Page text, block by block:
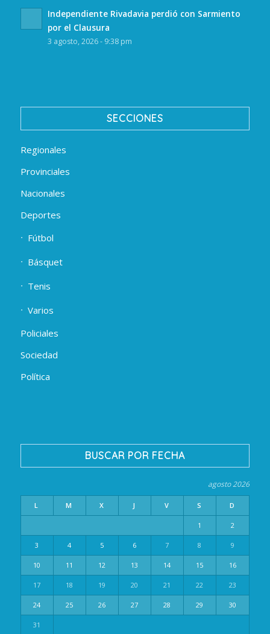
Independiente Rivadavia perdió con Sarmiento
por el Clausura
3 agosto, 2026 - 9:38 pm
SECCIONES
Regionales
Provinciales
Nacionales
Deportes
Fútbol
Básquet
Tenis
Varios
Policiales
Sociedad
Política
BUSCAR POR FECHA
agosto 2026
L M X J V S D
1 2
3 4 5 6 7 8 9
10 11 12 13 14 15 16
17 18 19 20 21 22 23
24 25 26 27 28 29 30
31